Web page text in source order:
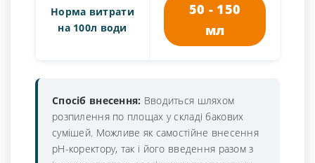
Норма витрати
на 100л води
50 - 150
мл
Спосіб внесення: Вводиться шляхом
розпилення по площах у складі бакових
сумішей. Можливе як самостійне внесення
рН-коректору, так і його введення разом з